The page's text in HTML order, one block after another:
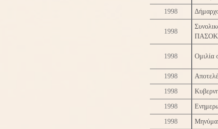
1998
1998
ΠΑΣΟΚ
1998 Ομιλία
1998
1998
1998
1998